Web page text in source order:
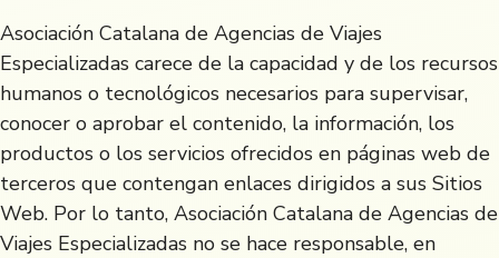
Asociación Catalana de Agencias de Viajes
Especializadas carece de la capacidad y de los recursos
humanos o tecnológicos necesarios para supervisar,
conocer o aprobar el contenido, la información, los
productos o los servicios ofrecidos en páginas web de
terceros que contengan enlaces dirigidos a sus Sitios
Web. Por lo tanto, Asociación Catalana de Agencias de
Viajes Especializadas no se hace responsable, en